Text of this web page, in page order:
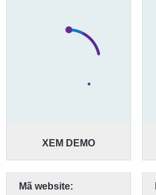
XEM DEMO
Mã website: